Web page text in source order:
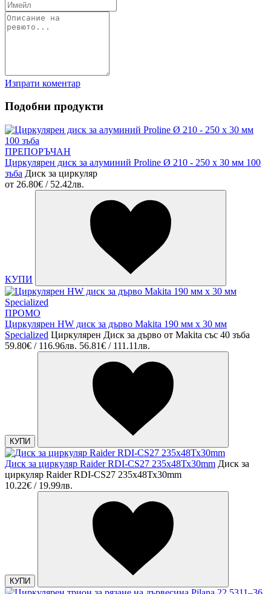
Изпрати коментар
Подобни продукти
ПРЕПОРЪЧАН
Циркулярен диск за алуминий Proline Ø 210 - 250 х 30 мм 100
зъба Диск за циркуляр
от 26.80€ / 52.42лв.
КУПИ
ПРОМО
Циркулярен HW диск за дърво Makita 190 мм х 30 мм
Specialized Циркулярен Диск за дърво от Makita със 40 зъба
59.80€ / 116.96лв. 56.81€ / 111.11лв.
КУПИ
Диск за циркуляр Raider RDI-CS27 235х48Тх30mm Диск за
циркуляр Raider RDI-CS27 235х48Тх30mm
10.22€ / 19.99лв.
КУПИ